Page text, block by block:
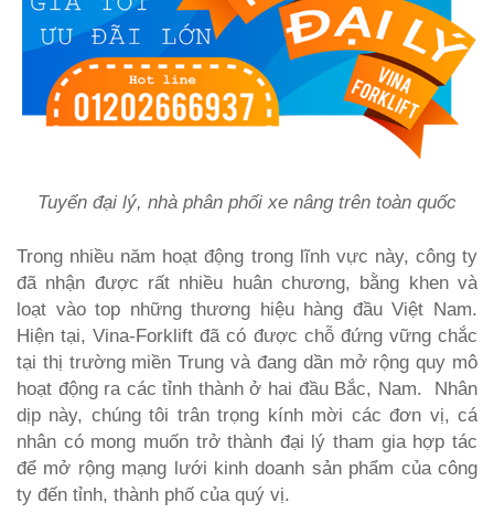
Tuyển đại lý, nhà phân phối xe nâng trên toàn quốc
Trong nhiều năm hoạt động trong lĩnh vực này, công ty
đã nhận được rất nhiều huân chương, bằng khen và
loạt vào top những thương hiệu hàng đầu Việt Nam.
Hiện tại, Vina-Forklift đã có được chỗ đứng vững chắc
tại thị trường miền Trung và đang dần mở rộng quy mô
hoạt động ra các tỉnh thành ở hai đầu Bắc, Nam. Nhân
dịp này, chúng tôi trân trọng kính mời các đơn vị, cá
nhân có mong muốn trở thành đại lý tham gia hợp tác
để mở rộng mạng lưới kinh doanh sản phẩm của công
ty đến tỉnh, thành phố của quý vị.